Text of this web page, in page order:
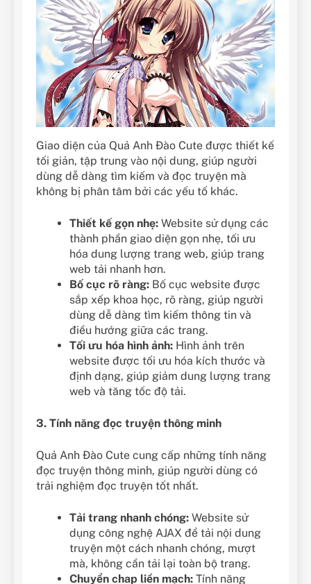
Giao diện của Quả Anh Đào Cute được thiết kế
tối giản, tập trung vào nội dung, giúp người
dùng dễ dàng tìm kiếm và đọc truyện mà
không bị phân tâm bởi các yếu tố khác.
Thiết kế gọn nhẹ: Website sử dụng các
thành phần giao diện gọn nhẹ, tối ưu
hóa dung lượng trang web, giúp trang
web tải nhanh hơn.
Bố cục rõ ràng: Bố cục website được
sắp xếp khoa học, rõ ràng, giúp người
dùng dễ dàng tìm kiếm thông tin và
điều hướng giữa các trang.
Tối ưu hóa hình ảnh: Hình ảnh trên
website được tối ưu hóa kích thước và
định dạng, giúp giảm dung lượng trang
web và tăng tốc độ tải.
3. Tính năng đọc truyện thông minh
Quả Anh Đào Cute cung cấp những tính năng
đọc truyện thông minh, giúp người dùng có
trải nghiệm đọc truyện tốt nhất.
Tải trang nhanh chóng: Website sử
dụng công nghệ AJAX để tải nội dung
truyện một cách nhanh chóng, mượt
mà, không cần tải lại toàn bộ trang.
Chuyển chap liền mạch: Tính năng